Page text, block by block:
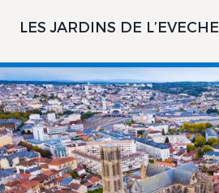
LES JARDINS DE L’EVECHE